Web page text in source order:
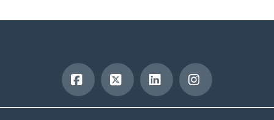
Facebook
X LinkedInInstagram